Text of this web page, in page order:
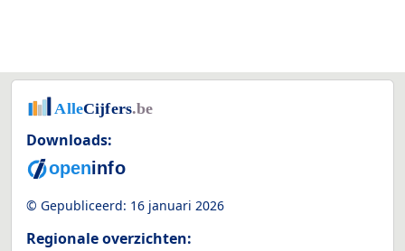
Downloads:
© Gepubliceerd: 16 januari 2026
Regionale overzichten: